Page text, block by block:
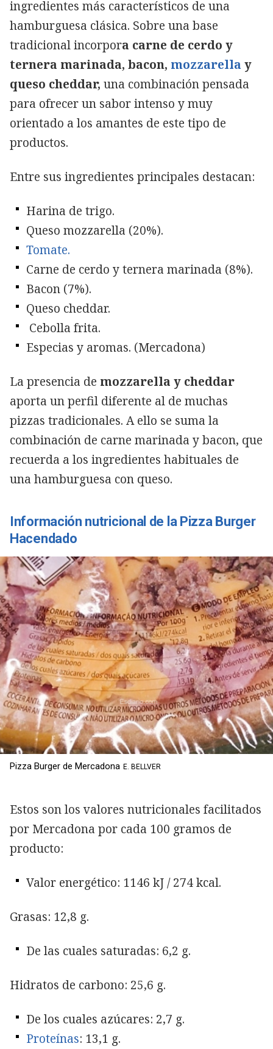
ingredientes más característicos de una
hamburguesa clásica. Sobre una base
tradicional incorpora carne de cerdo y
ternera marinada, bacon, mozzarella y
queso cheddar, una combinación pensada
para ofrecer un sabor intenso y muy
orientado a los amantes de este tipo de
productos.
Entre sus ingredientes principales destacan:
Harina de trigo.
Queso mozzarella (20%).
Tomate.
Carne de cerdo y ternera marinada (8%).
Bacon (7%).
Queso cheddar.
Cebolla frita.
Especias y aromas. (Mercadona)
La presencia de mozzarella y cheddar
aporta un perfil diferente al de muchas
pizzas tradicionales. A ello se suma la
combinación de carne marinada y bacon, que
recuerda a los ingredientes habituales de
una hamburguesa con queso.
Información nutricional de la Pizza Burger
Hacendado
Pizza Burger de Mercadona E. BELLVER
Estos son los valores nutricionales facilitados
por Mercadona por cada 100 gramos de
producto:
Valor energético: 1146 kJ / 274 kcal.
Grasas: 12,8 g.
De las cuales saturadas: 6,2 g.
Hidratos de carbono: 25,6 g.
De los cuales azúcares: 2,7 g.
Proteínas: 13,1 g.